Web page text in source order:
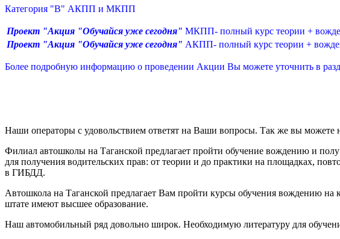
Категория "В" АКПП и МКПП
Проект "Акция "Обучайся уже сегодня" МКПП- полный курс теории +
Проект "Акция "Обучайся уже сегодня" АКПП- полный курс теории +
Более подробную информацию о проведении Акции Вы можете уточнить в
Наши операторы с удовольствием ответят на Ваши вопросы. Так же вы можете
Филиал автошколы на Таганской предлагает пройти обучение вождению и
для получения водительских прав: от теории и до практики на площадках,
в ГИБДД.
Автошкола на Таганской предлагает Вам пройти курсы обучения вождению
штате имеют высшее образование.
Наш автомобильный ряд довольно широк. Необходимую литературу для